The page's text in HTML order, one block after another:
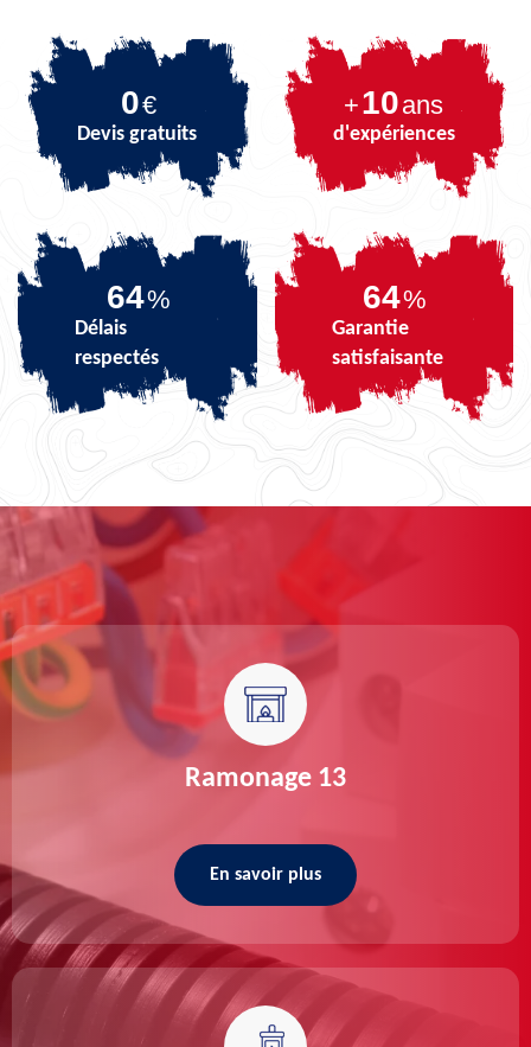
0€
Devis gratuits
+10ans
d'expériences
79%
Délais
respectés
79%
Garantie
satisfaisante
Ramonage 13
En savoir plus